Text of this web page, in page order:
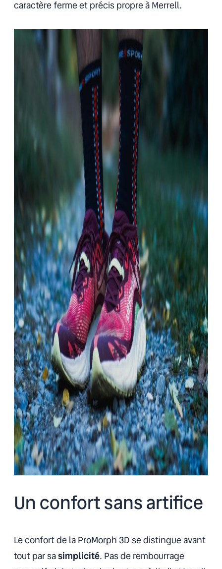
caractère ferme et précis propre à Merrell.
Un confort sans artifice
Le confort de la ProMorph 3D se distingue avant
tout par sasimplicité. Pas de rembourrage